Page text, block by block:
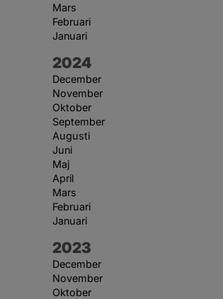
Mars
Februari
Januari
År:
2024
December
November
Oktober
September
Augusti
Juni
Maj
April
Mars
Februari
Januari
År:
2023
December
November
Oktober